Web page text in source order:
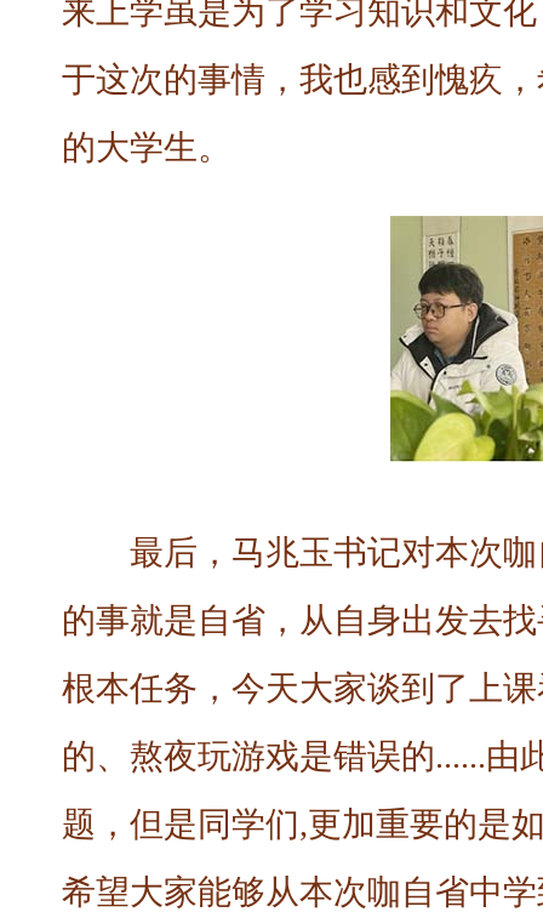
来上学虽是为了学习知识和文
于这次的事情，我也感到愧疚
的大学生。
最后，马兆玉书记对本次
的事就是自省，从自身出发去
根本任务，今天大家谈到了上
的、熬夜玩游戏是错误的......由
题，但是同学们,更加重要的是
希望大家能够从本次咖自省中